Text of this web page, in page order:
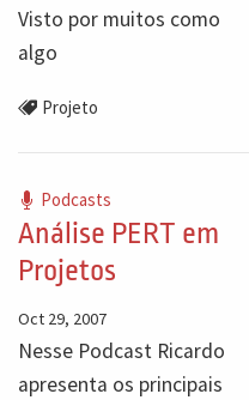
Visto por muitos como
algo
Projeto
Podcasts
Análise PERT em
Projetos
Oct 29, 2007
Nesse Podcast Ricardo
apresenta os principais